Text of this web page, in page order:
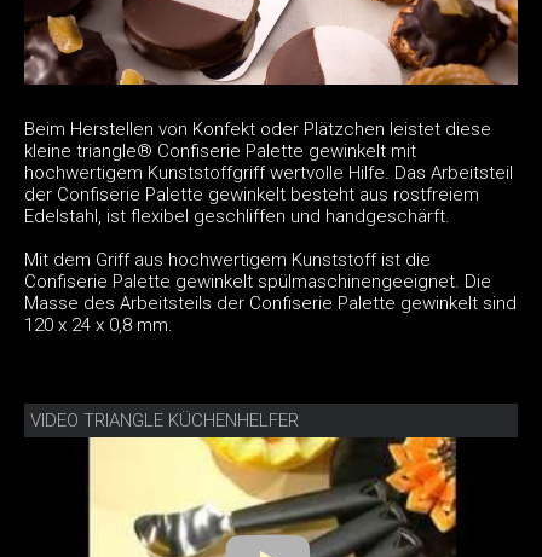
Beim Herstellen von Konfekt oder Plätzchen leistet diese
kleine triangle® Confiserie Palette gewinkelt mit
hochwertigem Kunststoffgriff wertvolle Hilfe. Das Arbeitsteil
der Confiserie Palette gewinkelt besteht aus rostfreiem
Edelstahl, ist flexibel geschliffen und handgeschärft.
Mit dem Griff aus hochwertigem Kunststoff ist die
Confiserie Palette gewinkelt spülmaschinengeeignet. Die
Masse des Arbeitsteils der Confiserie Palette gewinkelt sind
120 x 24 x 0,8 mm.
VIDEO TRIANGLE KÜCHENHELFER